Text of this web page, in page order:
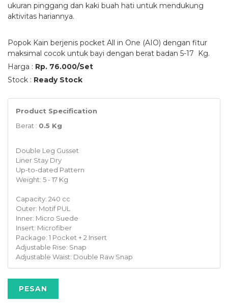
ukuran pinggang dan kaki buah hati untuk mendukung
aktivitas hariannya.
Popok Kain berjenis pocket All in One (AIO) dengan fitur
maksimal cocok untuk bayi dengan berat badan 5-17 Kg.
Harga : Rp. 76.000/Set
Stock : Ready Stock
Product Specification
Berat : 0.5 Kg
Double Leg Gusset
Liner Stay Dry
Up-to-dated Pattern
Weight: 5 - 17 Kg
Capacity: 240 cc
Outer: Motif PUL
Inner: Micro Suede
Insert: Microfiber
Package: 1 Pocket + 2 Insert
Adjustable Rise: Snap
Adjustable Waist: Double Raw Snap
PESAN